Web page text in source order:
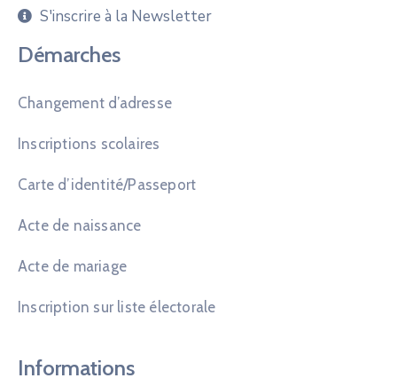
S'inscrire à la Newsletter
Démarches
Changement d’adresse
Inscriptions scolaires
Carte d’identité/Passeport
Acte de naissance
Acte de mariage
Inscription sur liste électorale
Informations